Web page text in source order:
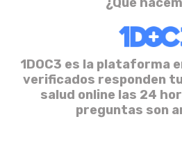
1DOC3 es la plataforma
verificados responden
salud online las 24
preguntas son